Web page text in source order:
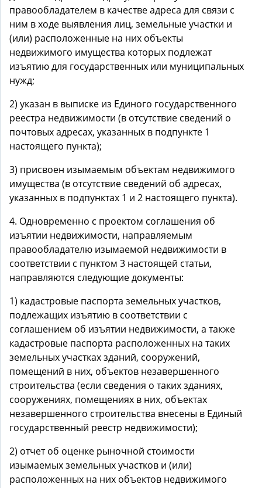
правообладателем в качестве адреса для связи с
ним в ходе выявления лиц, земельные участки и
(или) расположенные на них объекты
недвижимого имущества которых подлежат
изъятию для государственных или муниципальных
нужд;
2) указан в выписке из Единого государственного
реестра недвижимости (в отсутствие сведений о
почтовых адресах, указанных в подпункте 1
настоящего пункта);
3) присвоен изымаемым объектам недвижимого
имущества (в отсутствие сведений об адресах,
указанных в подпунктах 1 и 2 настоящего пункта).
4. Одновременно с проектом соглашения об
изъятии недвижимости, направляемым
правообладателю изымаемой недвижимости в
соответствии с пунктом 3 настоящей статьи,
направляются следующие документы:
1) кадастровые паспорта земельных участков,
подлежащих изъятию в соответствии с
соглашением об изъятии недвижимости, а также
кадастровые паспорта расположенных на таких
земельных участках зданий, сооружений,
помещений в них, объектов незавершенного
строительства (если сведения о таких зданиях,
сооружениях, помещениях в них, объектах
незавершенного строительства внесены в Единый
государственный реестр недвижимости);
2) отчет об оценке рыночной стоимости
изымаемых земельных участков и (или)
расположенных на них объектов недвижимого